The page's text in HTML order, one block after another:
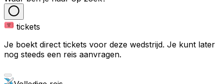
tickets
Je boekt direct tickets voor deze wedstrijd. Je kunt later
nog steeds een reis aanvragen.